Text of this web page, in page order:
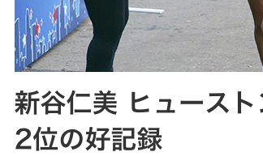
2023
年
初
レ
ス